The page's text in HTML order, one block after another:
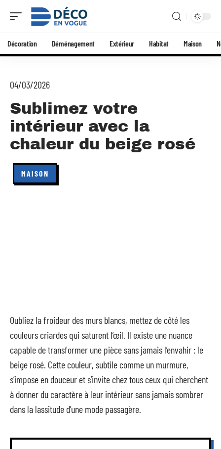
Décoration Déménagement Extérieur Habitat Maison
04/03/2026
Sublimez votre
intérieur avec la
chaleur du beige rosé
MAISON
Oubliez la froideur des murs blancs, mettez de côté les
couleurs criardes qui saturent l’œil. Il existe une nuance
capable de transformer une pièce sans jamais l’envahir : le
beige rosé. Cette couleur, subtile comme un murmure,
s’impose en douceur et s’invite chez tous ceux qui cherchent
à donner du caractère à leur intérieur sans jamais sombrer
dans la lassitude d’une mode passagère.